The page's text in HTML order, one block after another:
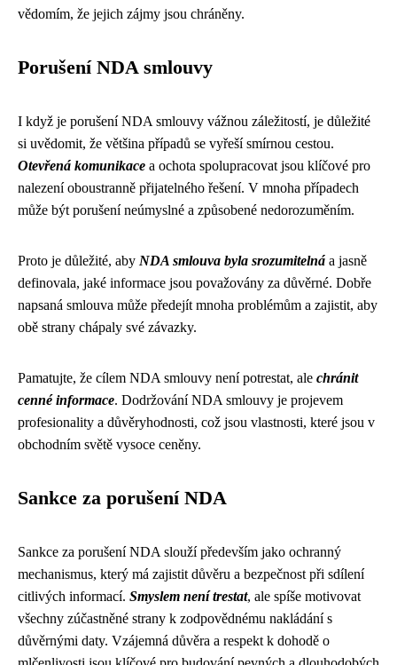
vědomím, že jejich zájmy jsou chráněny.
Porušení NDA smlouvy
I když je porušení NDA smlouvy vážnou záležitostí, je důležité
si uvědomit, že většina případů se vyřeší smírnou cestou.
Otevřená komunikace a ochota spolupracovat jsou klíčové pro
nalezení oboustranně přijatelného řešení. V mnoha případech
může být porušení neúmyslné a způsobené nedorozuměním.
Proto je důležité, aby NDA smlouva byla srozumitelná a jasně
definovala, jaké informace jsou považovány za důvěrné. Dobře
napsaná smlouva může předejít mnoha problémům a zajistit, aby
obě strany chápaly své závazky.
Pamatujte, že cílem NDA smlouvy není potrestat, ale chránit
cenné informace. Dodržování NDA smlouvy je projevem
profesionality a důvěryhodnosti, což jsou vlastnosti, které jsou v
obchodním světě vysoce ceněny.
Sankce za porušení NDA
Sankce za porušení NDA slouží především jako ochranný
mechanismus, který má zajistit důvěru a bezpečnost při sdílení
citlivých informací. Smyslem není trestat, ale spíše motivovat
všechny zúčastněné strany k zodpovědnému nakládání s
důvěrnými daty. Vzájemná důvěra a respekt k dohodě o